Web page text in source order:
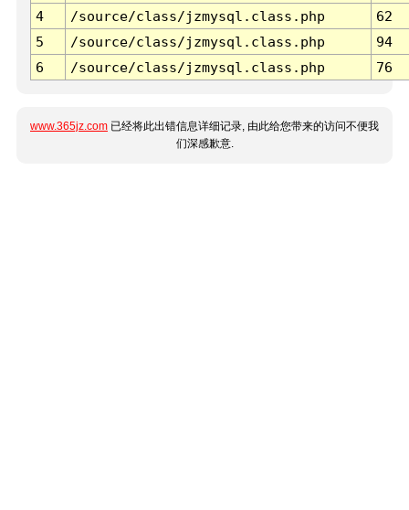
4
/source/class/jzmysql.class.php
62
5
/source/class/jzmysql.class.php
94
6
/source/class/jzmysql.class.php 76
www.365jz.com 已经将此出错信息详细记录, 由此给您带来的访问不便我
们深感歉意.